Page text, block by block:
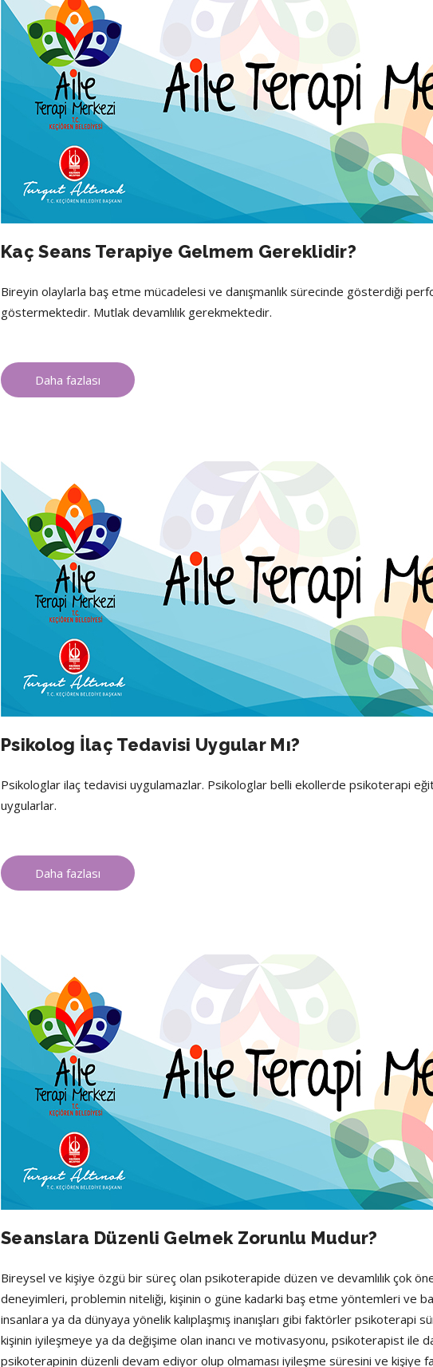
Kaç Seans Terapiye Gelmem Gereklidir?
Bireyin olaylarla baş etme mücadelesi ve danışmanlık sürecinde gösterdiği
göstermektedir. Mutlak devamlılık gerekmektedir.
Daha fazlası
Psikolog İlaç Tedavisi Uygular Mı?
Psikologlar ilaç tedavisi uygulamazlar. Psikologlar belli ekollerde psikoterapi
uygularlar.
Daha fazlası
Seanslara Düzenli Gelmek Zorunlu Mudur?
Bireysel ve kişiye özgü bir süreç olan psikoterapide düzen ve devamlılık çok
deneyimleri, problemin niteliği, kişinin o güne kadarki baş etme yöntemleri ve
insanlara ya da dünyaya yönelik kalıplaşmış inanışları gibi faktörler psikoterapi
kişinin iyileşmeye ya da değişime olan inancı ve motivasyonu, psikoterapist ile
psikoterapinin düzenli devam ediyor olup olmaması iyileşme süresini ve kişiye